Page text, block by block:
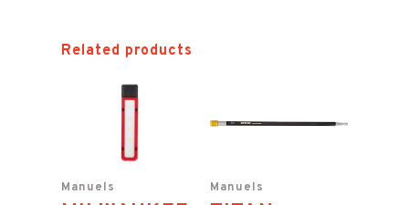
Related products
Manuels Manuels